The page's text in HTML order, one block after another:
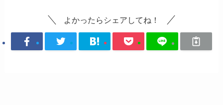
よかったらシェアしてね！